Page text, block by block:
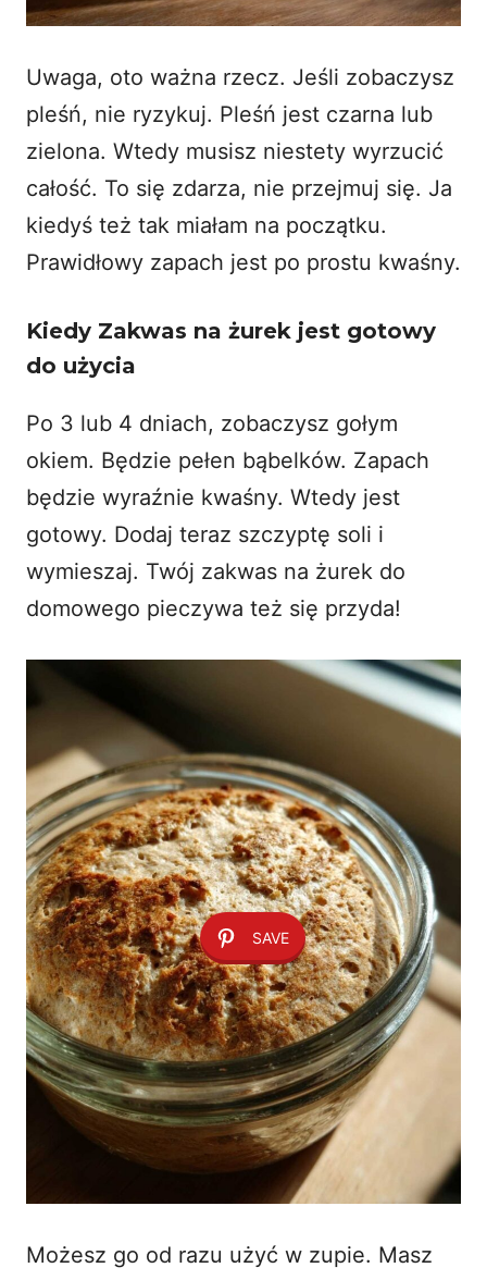
Uwaga, oto ważna rzecz. Jeśli zobaczysz
pleśń, nie ryzykuj. Pleśń jest czarna lub
zielona. Wtedy musisz niestety wyrzucić
całość. To się zdarza, nie przejmuj się. Ja
kiedyś też tak miałam na początku.
Prawidłowy zapach jest po prostu kwaśny.
Kiedy Zakwas na żurek jest gotowy
do użycia
Po 3 lub 4 dniach, zobaczysz gołym
okiem. Będzie pełen bąbelków. Zapach
będzie wyraźnie kwaśny. Wtedy jest
gotowy. Dodaj teraz szczyptę soli i
wymieszaj. Twój zakwas na żurek do
domowego pieczywa też się przyda!
SAVE
Możesz go od razu użyć w zupie. Masz